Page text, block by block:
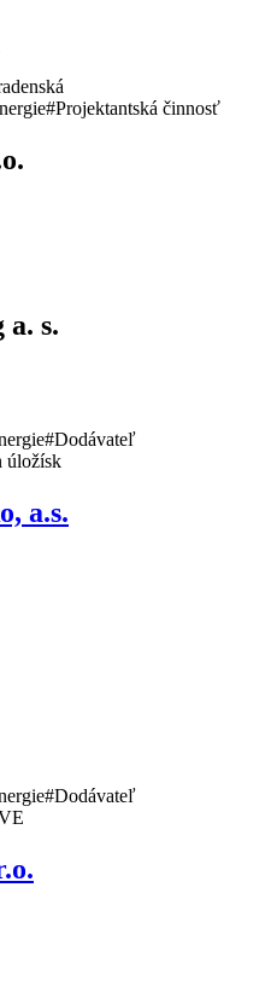
#Projektantská činnosť
s.
#Dodávateľ
úložísk
a.s.
#Dodávateľ